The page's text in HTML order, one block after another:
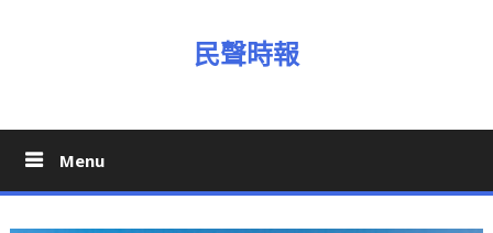
民聲時報
Menu